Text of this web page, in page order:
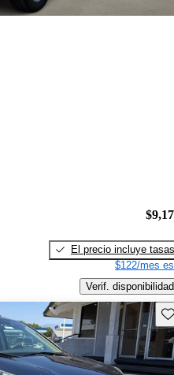
El precio incluye tasas
$122/mes
Verif. disponibilidad